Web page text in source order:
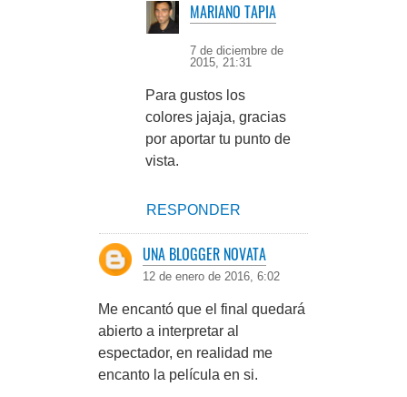
MARIANO TAPIA
7 de diciembre de
2015, 21:31
Para gustos los
colores jajaja, gracias
por aportar tu punto de
vista.
RESPONDER
UNA BLOGGER NOVATA
12 de enero de 2016, 6:02
Me encantó que el final quedará
abierto a interpretar al
espectador, en realidad me
encanto la película en si.